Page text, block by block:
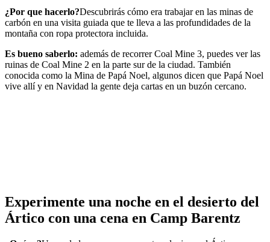
¿Por que hacerlo?Descubrirás cómo era trabajar en las minas de
carbón en una visita guiada que te lleva a las profundidades de la
montaña con ropa protectora incluida.
Es bueno saberlo: además de recorrer Coal Mine 3, puedes ver las
ruinas de Coal Mine 2 en la parte sur de la ciudad. También
conocida como la Mina de Papá Noel, algunos dicen que Papá Noel
vive allí y en Navidad la gente deja cartas en un buzón cercano.
Experimente una noche en el desierto del
Ártico con una cena en Camp Barentz